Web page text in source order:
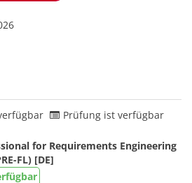
Prüfung ist verfügbar
for Requirements Engineering
FL) [DE]